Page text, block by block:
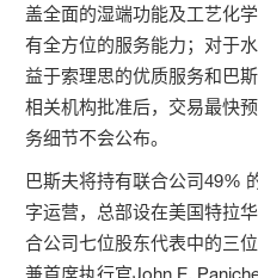
盖全面的湿端功能及工艺化
有全方位的服务能力；对于
益于索理思的优质服务和巴
相关机构批准后，交易最快
务细节不会公布。
巴斯夫将持有联合公司49%
字运营，总部设在美国特拉
合公司七位股东代表中的三
兼首席执行官John E.